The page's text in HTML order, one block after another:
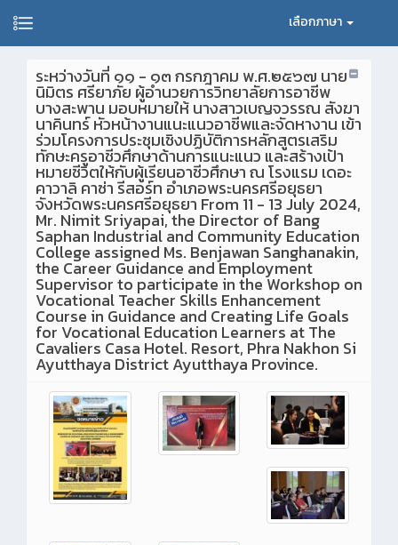
เลือกภาษา
ระหว่างวันที่ ๑๑ - ๑๓ กรกฎาคม พ.ศ.๒๕๖๗ นาย
นิมิตร ศรียาภัย ผู้อำนวยการวิทยาลัยการอาชีพ
บางสะพาน มอบหมายให้ นางสาวเบญจวรรณ สังฆา
นาคินทร์ หัวหน้างานแนะแนวอาชีพและจัดหางาน เข้า
ร่วมโครงการประชุมเชิงปฏิบัติการหลักสูตรเสริม
ทักษะครูอาชีวศึกษาด้านการแนะแนว และสร้างเป้า
หมายชีวิตให้กับผู้เรียนอาชีวศึกษา ณ โรงแรม เดอะ
คาวาลิ คาซ่า รีสอร์ท อำเภอพระนครศรีอยุธยา
จังหวัดพระนครศรีอยุธยา From 11 - 13 July 2024,
Mr. Nimit Sriyapai, the Director of Bang
Saphan Industrial and Community Education
College assigned Ms. Benjawan Sanghanakin,
the Career Guidance and Employment
Supervisor to participate in the Workshop on
Vocational Teacher Skills Enhancement
Course in Guidance and Creating Life Goals
for Vocational Education Learners at The
Cavaliers Casa Hotel. Resort, Phra Nakhon Si
Ayutthaya District Ayutthaya Province.